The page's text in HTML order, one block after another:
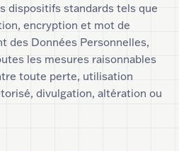
dispositifs standards tels que
encryption et mot de
des Données Personnelles,
les mesures raisonnables
toute perte, utilisation
divulgation, altération ou